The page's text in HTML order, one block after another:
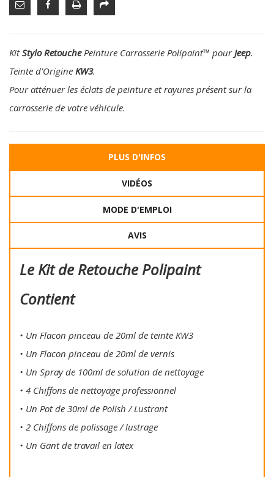
KitStylo RetouchePeinture Carrosserie Polipaint™ pourJeep.
Teinte d'Origine KW3.
Pour atténuer les éclats de peinture et rayures présent sur la
carrosserie de votre véhicule.
PLUS D'INFOS
VIDÉOS
MODE D'EMPLOI
AVIS
Le Kit de Retouche Polipaint
Contient
• Un Flacon pinceau de 20ml de teinte KW3
• Un Flacon pinceau de 20ml de vernis
• Un Spray de 100ml de solution de nettoyage
• 4 Chiffons de nettoyage professionnel
• Un Pot de 30ml de Polish / Lustrant
• 2 Chiffons de polissage / lustrage
• Un Gant de travail en latex